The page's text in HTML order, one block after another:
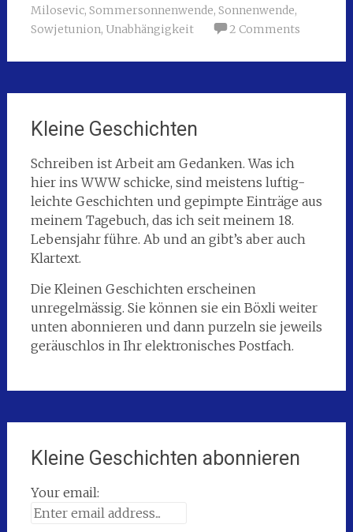
Milosevic, Sommersonnenwende, Sonnenwende,
Sowjetunion, Unabhängigkeit 2 Comments
Kleine Geschichten
Schreiben ist Arbeit am Gedanken. Was ich
hier ins WWW schicke, sind meistens luftig-
leichte Geschichten und gepimpte Einträge aus
meinem Tagebuch, das ich seit meinem 18.
Lebensjahr führe. Ab und an gibt’s aber auch
Klartext.
Die Kleinen Geschichten erscheinen
unregelmässig. Sie können sie ein Böxli weiter
unten abonnieren und dann purzeln sie jeweils
geräuschlos in Ihr elektronisches Postfach.
Kleine Geschichten abonnieren
Your email: